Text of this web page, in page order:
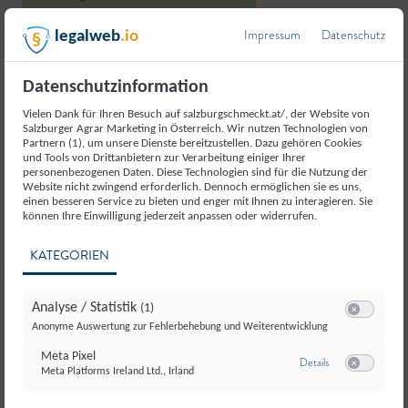
Weitere Produkte aus der
Kategorie
Milch und Milcherzeugnisse
legalweb.io Impressum Datenschutz
Datenschutzinformation
Vielen Dank für Ihren Besuch auf salzburgschmeckt.at/, der Website von
Salzburger Agrar Marketing in Österreich. Wir nutzen Technologien von
Partnern (1), um unsere Dienste bereitzustellen. Dazu gehören Cookies
und Tools von Drittanbietern zur Verarbeitung einiger Ihrer
personenbezogenen Daten. Diese Technologien sind für die Nutzung der
Website nicht zwingend erforderlich. Dennoch ermöglichen sie es uns,
einen besseren Service zu bieten und enger mit Ihnen zu interagieren. Sie
können Ihre Einwilligung jederzeit anpassen oder widerrufen.
KATEGORIEN
Analyse / Statistik (1)
Anonyme Auswertung zur Fehlerbehebung und Weiterentwicklung
Meta Pixel
Meta Platforms Ireland Ltd., Irland
Detailszu Meta Pixel